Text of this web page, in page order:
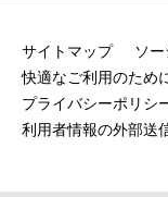
サイトマップ
ソ
快適なご利用のため
プライバシーポリシ
利用者情報の外部送